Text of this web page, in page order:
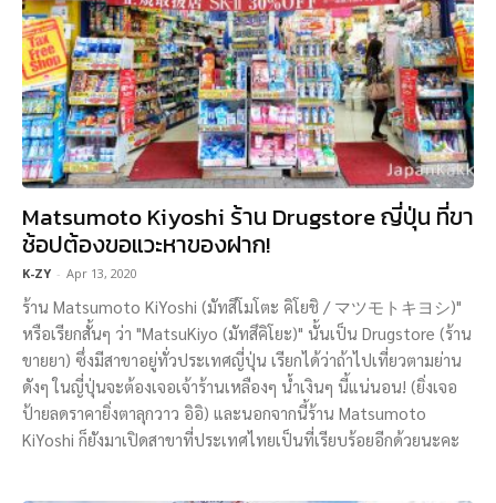
Matsumoto Kiyoshi ร้าน Drugstore ญี่ปุ่น ที่ขา
ช้อปต้องขอแวะหาของฝาก!
K-ZY - Apr 13, 2020
ร้าน Matsumoto KiYoshi (มัทสึโมโตะ คิโยชิ / マツモトキヨシ)"
หรือเรียกสั้นๆ ว่า "MatsuKiyo (มัทสึคิโยะ)" นั้นเป็น Drugstore (ร้าน
ขายยา) ซึ่งมีสาขาอยู่ทั่วประเทศญี่ปุ่น เรียกได้ว่าถ้าไปเที่ยวตามย่าน
ดังๆ ในญี่ปุ่นจะต้องเจอเจ้าร้านเหลืองๆ น้ำเงินๆ นี้แน่นอน! (ยิ่งเจอ
ป้ายลดราคายิ่งตาลุกวาว อิอิ) และนอกจากนี้ร้าน Matsumoto
KiYoshi ก็ยังมาเปิดสาขาที่ประเทศไทยเป็นที่เรียบร้อยอีกด้วยนะคะ